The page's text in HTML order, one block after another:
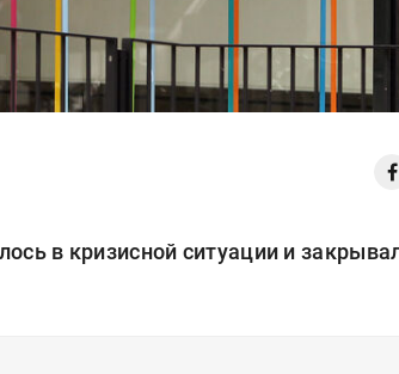
в кризисной ситуации и